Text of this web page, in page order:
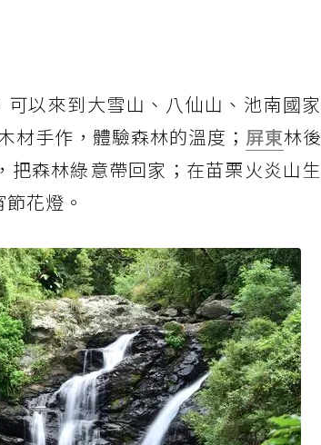
以來到大雪山、八仙山、池南國
材手作，體驗森林的溫度； 屏東林
森林綠意帶回家；在苗栗火炎山
花燈。